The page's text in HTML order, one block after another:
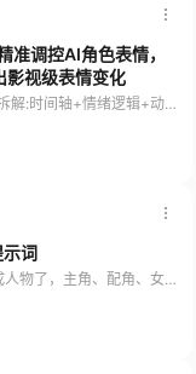
准调控AI角色表情，
影视级表情变化
课程介绍 AI微表情提示词合集✔拆解:时间轴+情绪逻辑+动作链+通用公式✔可直接复用，0基础也能调出影视级表情变化 这不是一份简单的提示词合集，梳理了微表情的“动作链”逻辑，每个表情例子都分析了“时间节奏+动作+情绪转变”，方便拿来微调，直接用在短剧、漫剧、虚拟形象等AI视频场景中。 资料包含 –AI视频提示词-微表情（32套-拆解版） –AI视频微表情提示词（8例-简要版） –AI绘图-表情控制提示词(100套) ☞视频+生图，一套搞定AI人物表情 实用价值 精准调控AI角...
词
做AI短剧的福利来了！再也不用到处去找提示词生成人物了，主角、配角、女主都有！ 下载地址 https://pan.quark.cn/s/ef62478cd4ca